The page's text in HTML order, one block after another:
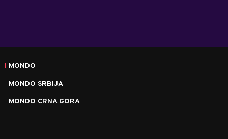
MONDO
MONDO SRBIJA
MONDO CRNA GORA